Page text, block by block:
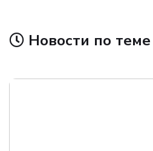
Новости по теме